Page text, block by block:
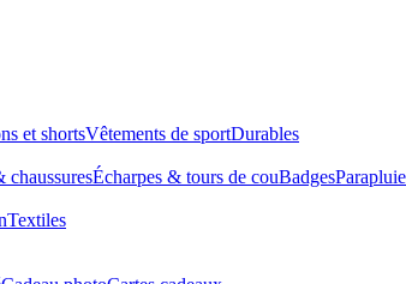
et shortsVêtements de sportDurables
chaussuresÉcharpes & tours de couBadges
Textiles